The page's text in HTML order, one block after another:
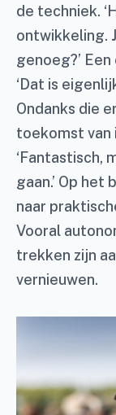
de techniek.
ontwikkeling.
genoeg?’
‘Dat is
Ondanks die
toekomst van
‘Fantastisch,
gaan.’ Op
naar
Vooral
trekken zijn
vernieuwen.